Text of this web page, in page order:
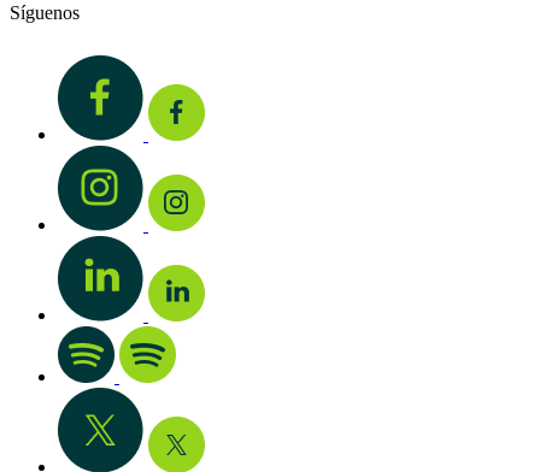
Síguenos